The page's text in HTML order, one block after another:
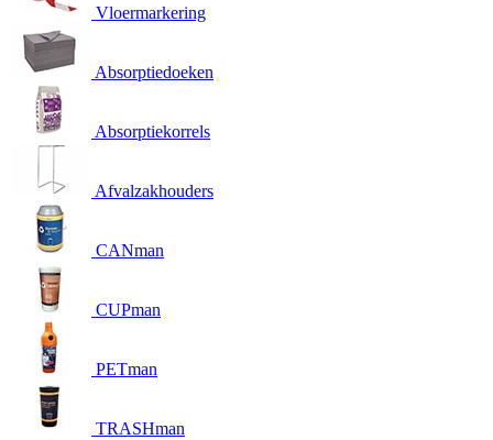
Vloermarkering
Absorptiedoeken
Absorptiekorrels
Afvalzakhouders
CANman
CUPman
PETman
TRASHman